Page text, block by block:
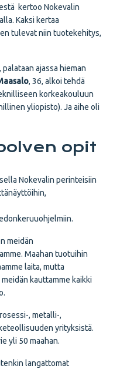
kertoo Nokevalin
Kaksi kertaa
tulevat niin tuotekehitys,
ajassa hieman
, 36, alkoi tehdä
korkeakouluun
yliopisto). Ja aihe oli
opit
Nokevalin perinteisiin
meidän
Maahan tuotuihin
laita, mutta
kauttamme kaikki
, metalli-,
yrityksistä.
yli 50 maahan.
langattomat